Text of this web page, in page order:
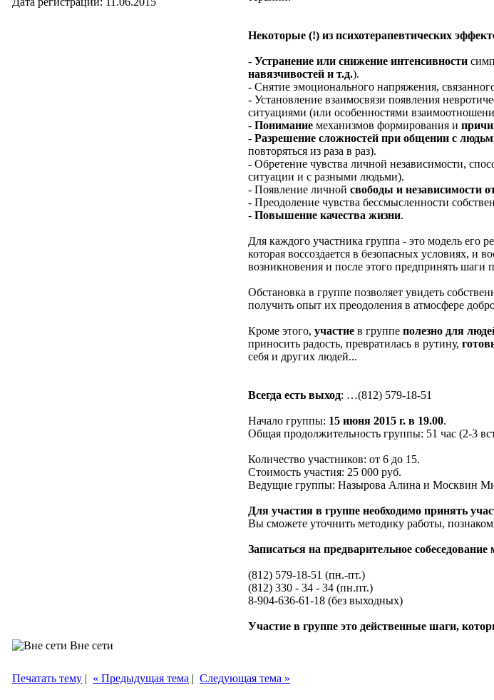
Некоторые (!) из психотерапевтических
- Устранение или снижение интенсивности
навязчивостей и т.д.).
- Снятие эмоционального напряжения,
- Установление взаимосвязи появления
ситуациями (или особенностями
- Понимание механизмов формирования и
- Разрешение сложностей при общении с
повторяться из раза в раз).
- Обретение чувства личной независимости,
ситуации и с разными людьми).
- Появление личной свободы и независимости
- Преодоление чувства бессмысленности
- Повышение качества жизни.
Для каждого участника группа - это модель его
которая воссоздается в безопасных условиях, и
возникновения и после этого предпринять
Обстановка в группе позволяет увидеть
получить опыт их преодоления в атмосфере
Кроме этого, участие в группе полезно для
приносить радость, превратилась в рутину,
себя и других людей...
Всегда есть выход: …(812) 579-18-51
Начало группы: 15 июня 2015 г. в 19.00.
Общая продолжительность группы: 51 час (2-3
Количество участников: от 6 до 15.
Стоимость участия: 25 000 руб.
Ведущие группы: Назырова Алина и Москвин
Для участия в группе необходимо принять
Вы сможете уточнить методику работы,
Записаться на предварительное
(812) 579-18-51 (пн.-пт.)
(812) 330 - 34 - 34 (пн.пт.)
8-904-636-61-18 (без выходных)
Участие в группе это действенные шаги,
Вне сети
Печатать тему | « Предыдущая тема | Следующая тема »